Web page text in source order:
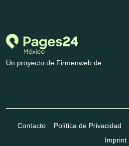
Un proyecto de Firmenweb.de
Contacto Política de Privacidad
Imprint